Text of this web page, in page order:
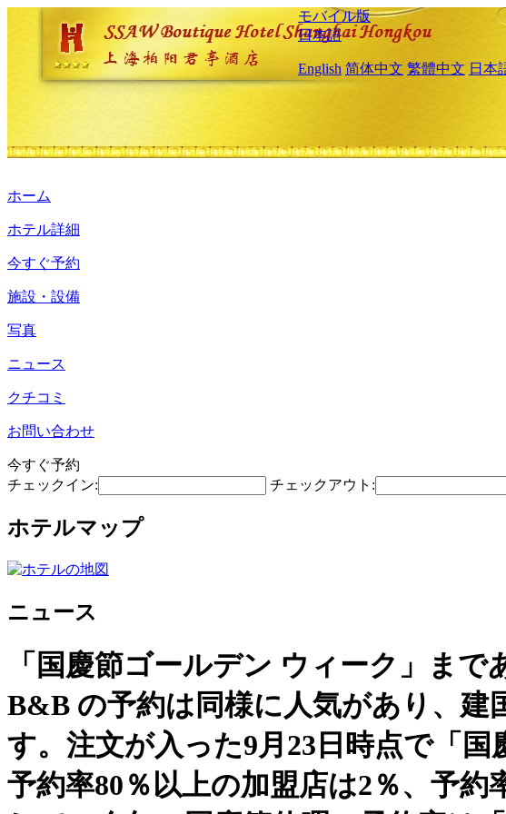
モバイル版
日本語
English 简体中文 繁體中文 日本
ホーム
ホテル詳細
今すぐ予約
施設・設備
写真
ニュース
クチコミ
お問い合わせ
今すぐ予約
チェックイン:
チェックアウト:
ホテルマップ
ニュース
「国慶節ゴールデン ウィーク」ま
B&B の予約は同様に人気があり、建
す。注文が入った9月23日時点で「国
予約率80％以上の加盟店は2％、予